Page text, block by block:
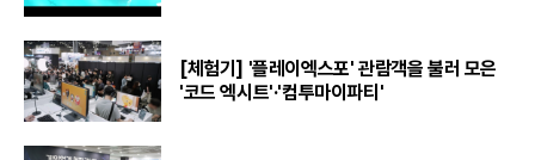
[체험기] '플레이엑스포' 관람객을 불러 모은
'코드 엑시트'·'컴투마이파티'